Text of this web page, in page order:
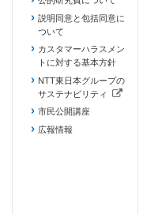
説明同意と包括同意に
ついて
カスタマーハラスメン
トに対する基本方針
NTT東日本グループの
サステナビリティ
（新しいタブで開きます）
市民公開講座
広報情報